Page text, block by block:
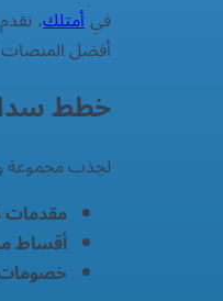
فيأمتلك،
أفضل المنصات
خطط
لجذب مجموعة
أقساط